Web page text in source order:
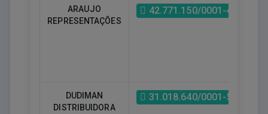
ARAUJO
REPRESENTAÇÕES
42.771.150/0001-49
DUDIMAN
DISTRIBUIDORA
31.018.640/0001-52